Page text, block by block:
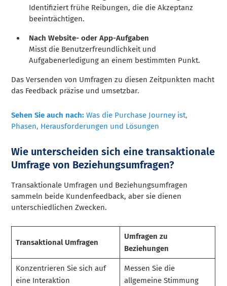
Identifiziert frühe Reibungen, die die Akzeptanz
beeinträchtigen.
Nach Website- oder App-Aufgaben
Misst die Benutzerfreundlichkeit und
Aufgabenerledigung an einem bestimmten Punkt.
Das Versenden von Umfragen zu diesen Zeitpunkten macht
das Feedback präzise und umsetzbar.
Sehen Sie auch nach: Was die Purchase Journey ist,
Phasen, Herausforderungen und Lösungen
Wie unterscheiden sich eine transaktionale
Umfrage von Beziehungsumfragen?
Transaktionale Umfragen und Beziehungsumfragen
sammeln beide Kundenfeedback, aber sie dienen
unterschiedlichen Zwecken.
Transaktional Umfragen
Umfragen zu
Beziehungen
Konzentrieren Sie sich auf
eine Interaktion
Messen Sie die
allgemeine Stimmung